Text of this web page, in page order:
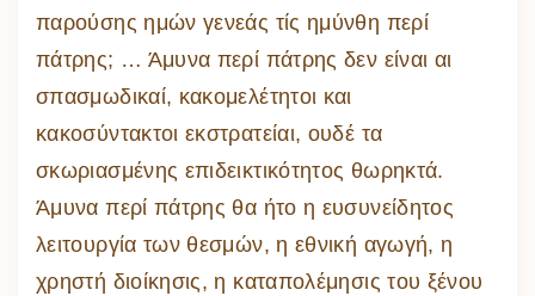
παρούσης ημών γενεάς τίς ημύνθη περί
πάτρης; … Άμυνα περί πάτρης δεν είναι αι
σπασμωδικαί, κακομελέτητοι και
κακοσύντακτοι εκστρατείαι, ουδέ τα
σκωριασμένης επιδεικτικότητoς θωρηκτά.
Άμυνα περί πάτρης θα ήτο η ευσυνείδητος
λειτουργία των θεσμών, η εθνική αγωγή, η
χρηστή διοίκησις, η καταπολέμησις του ξένου